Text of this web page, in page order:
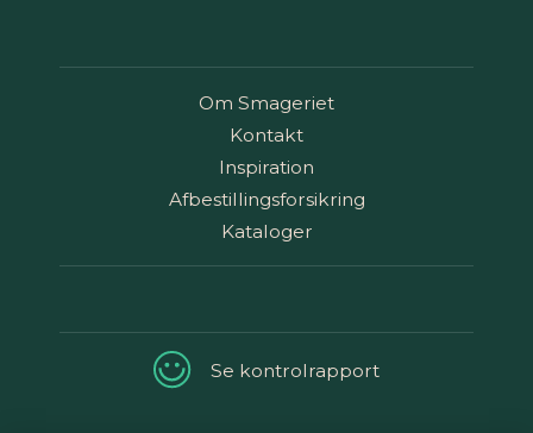
Om Smageriet
Kontakt
Inspiration
Afbestillingsforsikring
Kataloger
Se kontrolrapport